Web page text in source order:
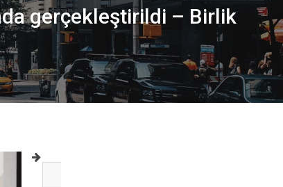
gerçekleştirildi – Birlik